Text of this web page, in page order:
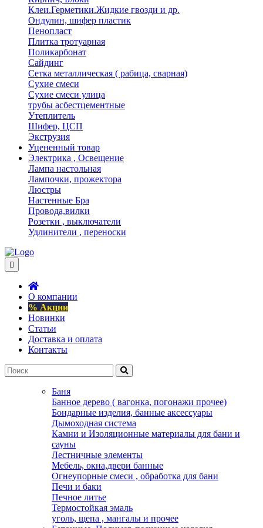
Клеи.Герметики.Жидкие гвозди и др.
Ондулин, шифер пластик
Пенопласт
Плитка тротуарная
Поликарбонат
Сайдинг
Сетка металлическая ( рабица, сварная)
Сухие смеси
Сухие смеси улица
трубы асбестцементные
Утеплитель
Шифер, ЦСП
Экструзия
Уцененный товар
Электрика , Освещение
Лампа настольная
Лампочки, прожектора
Люстры
Настенные Бра
Провода,вилки
Розетки , выключатели
Удлинители , переноски
О компании
% Акции
Новинки
Статьи
Доставка и оплата
Контакты
Баня
Банное дерево ( вагонка, погонажи прочее)
Бондарные изделия, банные аксессуары
Дымоходная система
Камни и Изоляционные материалы для бани и
сауны
Лестничные элементы
Мебель, окна,двери банные
Огнеупорные смеси , обработка для бани
Печи и баки
Печное литье
Термостойкая эмаль
уголь, щепа , мангалы и прочее